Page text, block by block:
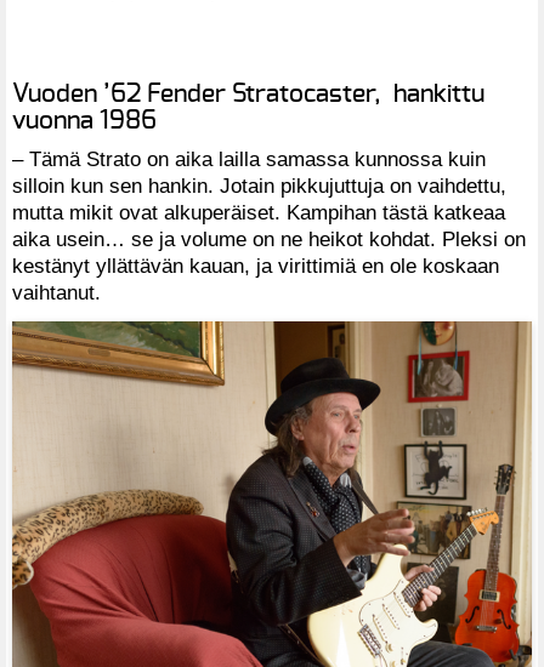
Vuoden ’62 Fender Stratocaster, hankittu
vuonna 1986
– Tämä Strato on aika lailla samassa kunnossa kuin
silloin kun sen hankin. Jotain pikkujuttuja on vaihdettu,
mutta mikit ovat alkuperäiset. Kampihan tästä katkeaa
aika usein… se ja volume on ne heikot kohdat. Pleksi on
kestänyt yllättävän kauan, ja virittimiä en ole koskaan
vaihtanut.